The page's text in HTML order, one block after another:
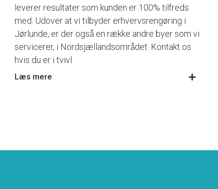
leverer resultater som kunden er 100% tilfreds
med. Udover at vi tilbyder erhvervsrengøring i
Jørlunde, er der også en række andre byer som vi
servicerer, i Nordsjællandsområdet. Kontakt os
hvis du er i tvivl.
Læs mere